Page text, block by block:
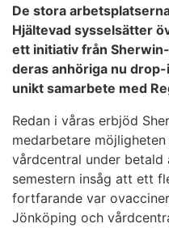
De stora
Hjältevad sysselsätter
ett initiativ från
deras anhöriga nu
unikt samarbete med
Redan i våras erbjöd
medarbetare
vårdcentral under
semestern insåg att ett
fortfarande var
Jönköping och